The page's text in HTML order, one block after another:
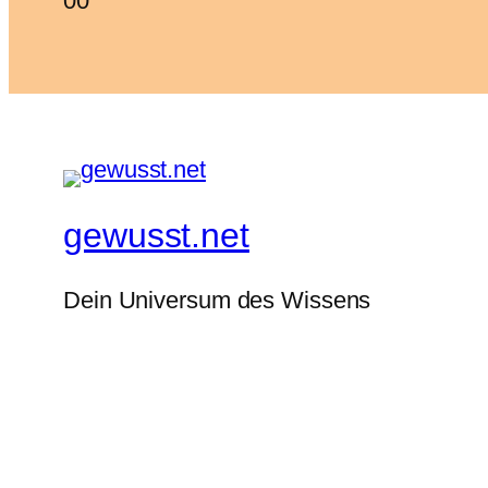
nach
nach
gewusst.net
Dein Universum des Wissens